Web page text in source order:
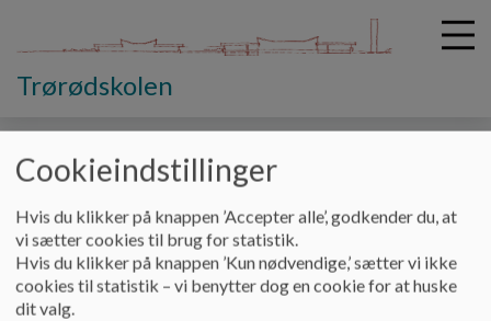
Trørødskolen
Om Trørødskolen Elevernes trivsel
Elevernes trivsel
Cookieindstillinger
Hvis du klikker på knappen ’Accepter alle’, godkender du, at
vi sætter cookies til brug for statistik.
Hvis du klikker på knappen ’Kun nødvendige,’ sætter vi ikke
cookies til statistik – vi benytter dog en cookie for at huske
dit valg.